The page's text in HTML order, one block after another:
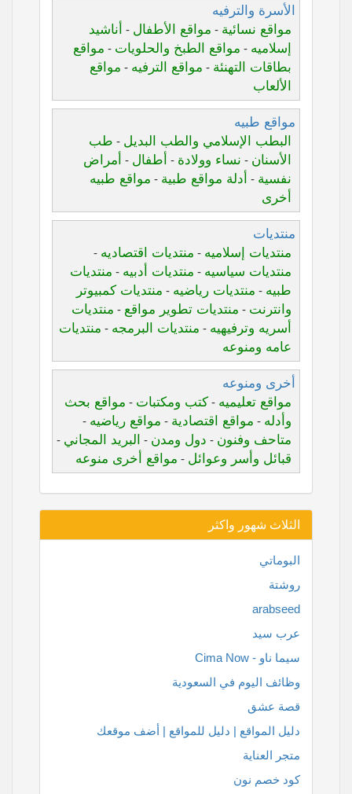
الأسرة والترفيه
مواقع نسائية - مواقع الأطفال - أناشيد
إسلاميه - مواقع الطبخ والحلويات - مواقع
بطاقات التهنئة - مواقع الترفيه - مواقع
الألعاب
مواقع طبيه
البطب الإسلامي والطب البديل - طب
الأسنان - نساء وولادة - أطفال - أمراض
نفسية - أدلة مواقع طبية - مواقع طبيه
أخرى
منتديات
منتديات إسلاميه - منتديات اقتصاديه -
منتديات سياسيه - منتديات أدبيه - منتديات
طبيه - منتديات رياضيه - منتديات كمبيوتر
وانترنت - منتديات تطوير مواقع - منتديات
أسريه وترفيهيه - منتديات البرمجه - منتديات
عامه ومنوعه
أخرى ومنوعه
مواقع تعليميه - كتب ومكتبات - مواقع بحث
وأدله - مواقع اقتصادية - مواقع رياضيه -
متاحف وفنون - دول ومدن - البريد المجاني -
قبائل وأسر وعوائل - مواقع أخرى منوعه
الثلاث شهور واكثر
البوماتي
روشتة
arabseed
عرب سيد
سيما ناو - Cima Now
وظائف اليوم في السعودية
قصة عشق
دليل المواقع | دليل للمواقع | أضف موقعك
متجر العناية
كود خصم نون